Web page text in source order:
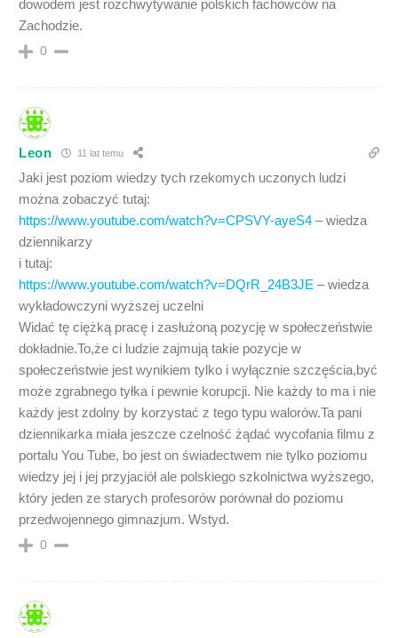
dowodem jest rozchwytywanie polskich fachowców na
Zachodzie.
0
Leon 11 lat temu
Jaki jest poziom wiedzy tych rzekomych uczonych ludzi
można zobaczyć tutaj:
https://www.youtube.com/watch?v=CPSVY-ayeS4 – wiedza
dziennikarzy
i tutaj:
https://www.youtube.com/watch?v=DQrR_24B3JE – wiedza
wykładowczyni wyższej uczelni
Widać tę ciężką pracę i zasłużoną pozycję w społeczeństwie
dokładnie.To,że ci ludzie zajmują takie pozycje w
społeczeństwie jest wynikiem tylko i wyłącznie szczęścia,być
może zgrabnego tyłka i pewnie korupcji. Nie każdy to ma i nie
każdy jest zdolny by korzystać z tego typu walorów.Ta pani
dziennikarka miała jeszcze czelność żądać wycofania filmu z
portalu You Tube, bo jest on świadectwem nie tylko poziomu
wiedzy jej i jej przyjaciół ale polskiego szkolnictwa wyższego,
który jeden ze starych profesorów porównał do poziomu
przedwojennego gimnazjum. Wstyd.
0